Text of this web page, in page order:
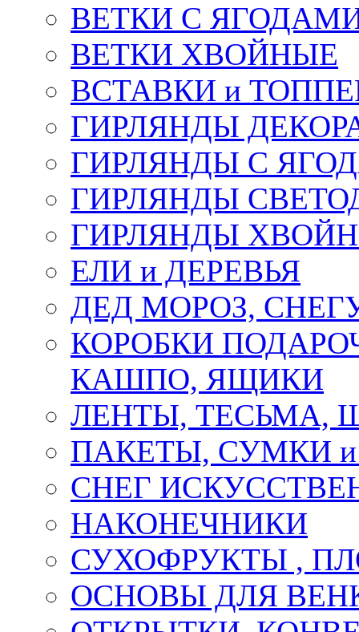
ВЕТКИ С
ВЕТКИ ХВОЙНЫЕ
ВСТАВКИ и
ГИРЛЯНДЫ
ГИРЛЯНДЫ С
ГИРЛЯНДЫ
ГИРЛЯНДЫ
ЕЛИ и ДЕРЕВЬЯ
ДЕД МОРОЗ,
КОРОБКИ
КАШПО, ЯЩИКИ
ЛЕНТЫ, ТЕСЬМА,
ПАКЕТЫ, СУМКИ
СНЕГ
НАКОНЕЧНИКИ
СУХОФРУКТЫ ,
ОСНОВЫ ДЛЯ